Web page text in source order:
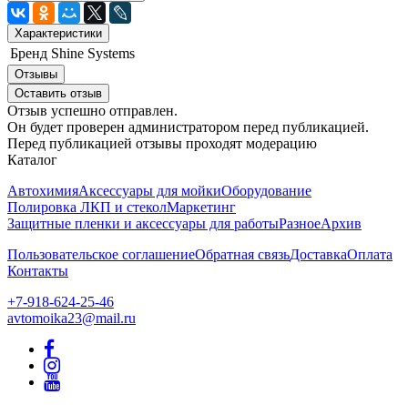
Характеристики
Бренд Shine Systems
Отзывы
Оставить отзыв
Отзыв успешно отправлен.
Он будет проверен администратором перед публикацией.
Перед публикацией отзывы проходят модерацию
Каталог
АвтохимияАксессуары для мойкиОборудование
Полировка ЛКП и стеколМаркетинг
Защитные пленки и аксессуары для работыРазноеАрхив
Пользовательское соглашениеОбратная связьДоставкаОплата
Контакты
+7-918-624-25-46
avtomoika23@mail.ru